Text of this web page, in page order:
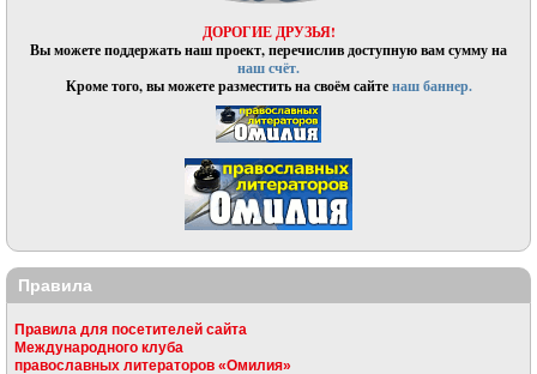
ДОРОГИЕ ДРУЗЬЯ!
Вы можете поддержать наш проект, перечислив доступную вам сумму на
наш счёт.
Кроме того, вы можете разместить на своём сайтенаш баннер.
Правила
Правила для посетителей сайта
Международного клуба
православных литераторов «Омилия»